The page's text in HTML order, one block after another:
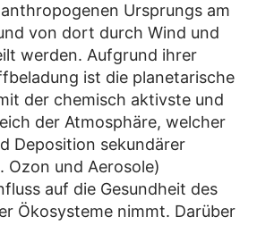
Ursprungs am
von dort durch Wind und
werden. Aufgrund ihrer
ist die planetarische
der chemisch aktivste und
der Atmosphäre, welcher
Deposition sekundärer
Ozon und Aerosole)
auf die Gesundheit des
Ökosysteme nimmt. Darüber